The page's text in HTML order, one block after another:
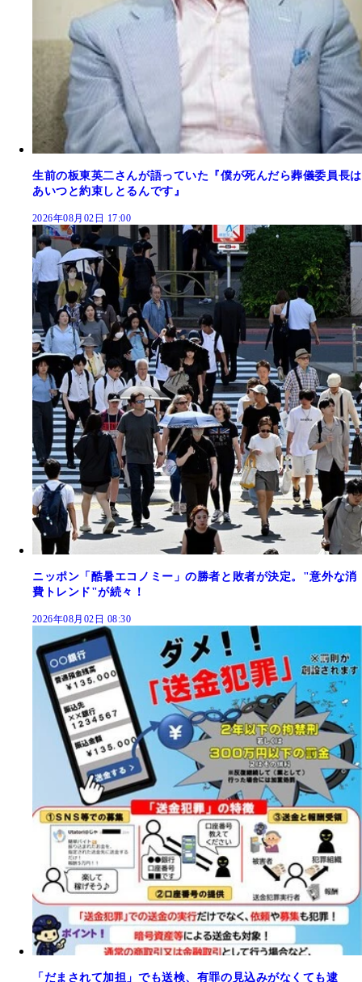
生前の板東英二さんが語っていた『僕が死んだら葬儀委員長は
あいつと約束しとるんです』
2026年08月02日 17:00
ニッポン「酷暑エコノミー」の勝者と敗者が決定。"意外な消
費トレンド"が続々！
2026年08月02日 08:30
「だまされて加担」でも送検、有罪の見込みがなくても逮